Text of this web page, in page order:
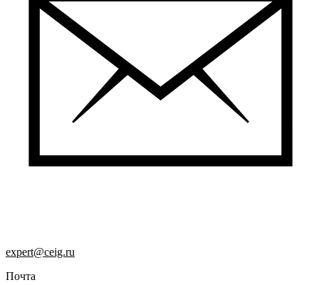
expert@ceig.ru
Почта